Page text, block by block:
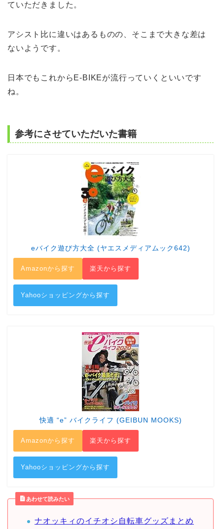
ていただきました。
アシスト比に違いはあるものの、そこまで大きな差は
ないようです。
日本でもこれからE-BIKEが流行っていくといいです
ね。
参考にさせていただいた書籍
eバイク遊び方大全 (ヤエスメディアムック642)
Amazonから探す 楽天から探す
Yahooショッピングから探す
快適 “e” バイクライフ (GEIBUN MOOKS)
Amazonから探す 楽天から探す
Yahooショッピングから探す
あわせて読みたい
ナオッキィのイチオシ自転車グッズまとめ